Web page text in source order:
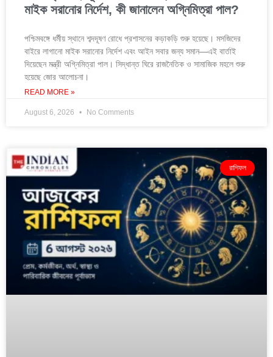
মাইক সরানোর নির্দেশ, কী জানালেন অগ্নিমিত্রা পাল?
পশ্চিমবঙ্গে ধর্মীয় স্থানে শব্দদূষণ রোধে প্রশাসনের কড়াকড়ি শুরু হয়েছে। মসজিদের
বাইরে লাগানো মাইক সরানোর নির্দেশ এবং আইন সবার জন্য সমান—এই বার্তাই
দিয়েছেন মন্ত্রী অগ্নিমিত্রা পাল। সিদ্ধান্ত ঘিরে রাজনৈতিক ও সামাজিক মহলে শুরু
হয়েছে জোর আলোচনা।
READ MORE »
August 6, 2026 No Comments
রাশিফল